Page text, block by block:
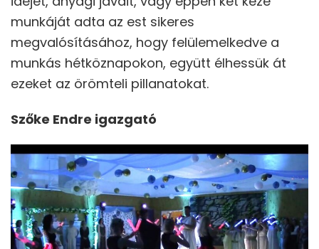
munkáját adta az est sikeres
megvalósításához, hogy felülemelkedve a
munkás hétköznapokon, együtt élhessük át
ezeket az örömteli pillanatokat.
Szőke Endre igazgató